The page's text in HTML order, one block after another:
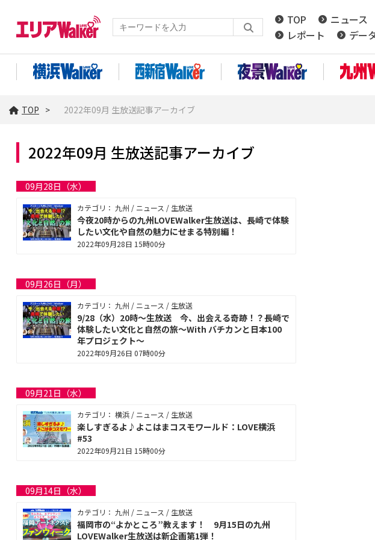
TOP ニュース
レポート
デー
TOP 2022年09月 生放送記事アーカイブ
2022年09月 生放送記事アーカイブ
09月28日（水）
カテゴリ： 九州 / ニュース / 生放送
今夜20時からの九州LOVEWalker生放送は、長崎で体験
したい文化や自然の魅力にせまる特別編！
2022年09月28日 15時00分
09月26日（月）
カテゴリ： 九州 / ニュース / 生放送
9/28（水）20時～生放送 今、出会える奇跡！？長崎で
体験したい文化と自然の旅～With バチカンと日本100
年プロジェクト～
2022年09月26日 07時00分
09月21日（水）
カテゴリ： 横浜 / ニュース / 生放送
楽しすぎるよ♪よこはまコスモワールド：LOVE横浜
#53
2022年09月21日 15時00分
09月14日（水）
カテゴリ： 九州 / ニュース / 生放送
福岡市の“よかところ”教えます！ 9月15日の九州
LOVEWalker生放送は新企画第1弾！